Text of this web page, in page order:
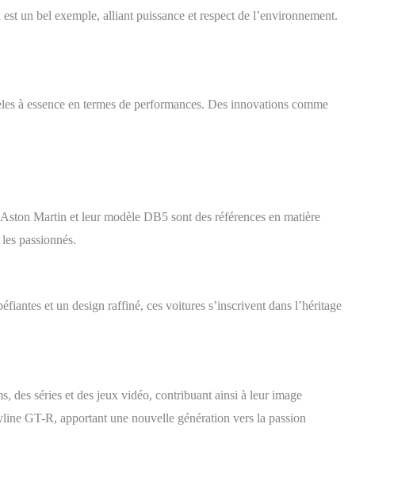
est un bel exemple, alliant puissance et respect de l’environnement.
à essence en termes de performances. Des innovations comme
Martin et leur modèle DB5 sont des références en matière
passionnés.
et un design raffiné, ces voitures s’inscrivent dans l’héritage
des séries et des jeux vidéo, contribuant ainsi à leur image
GT-R, apportant une nouvelle génération vers la passion